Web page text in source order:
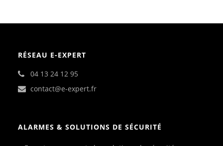
RÉSEAU E-EXPERT
04 13 24 12 95
contact@e-expert.fr
ALARMES & SOLUTIONS DE SÉCURITÉ